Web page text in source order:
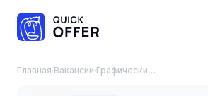
Главная·Вакансии· Графический дизайнер Middle / Middle+